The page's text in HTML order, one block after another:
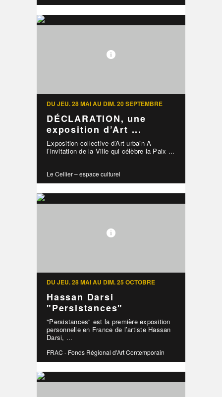
DU JEU. 28 MAI AU DIM. 20 SEPTEMBRE
DÉCLARATION, une
exposition d’Art ...
Exposition collective d’Art urbain À
l’invitation de la Ville qui célèbre la Paix ...
Le Cellier – espace culturel
DU JEU. 28 MAI AU DIM. 25 OCTOBRE
Hassan Darsi
"Persistances"
"Persistances" est la première exposition
personnelle en France de l’artiste Hassan
Darsi, ...
FRAC - Fonds Régional d'Art Contemporain